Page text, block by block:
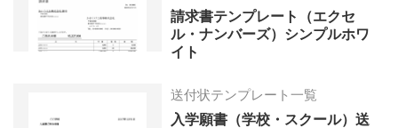
請求書テンプレート（エクセ
ル・ナンバーズ）シンプルホワ
イト
送付状テンプレート一覧
入学願書（学校・スクール）送